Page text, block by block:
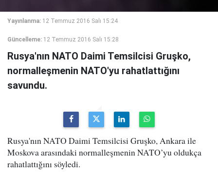
Yayınlanma: 12 Temmuz 2016 Salı 15:24
Güncelleme: 12 Temmuz 2016 Salı 15:28
Rusya'nın NATO Daimi Temsilcisi Gruşko,
normalleşmenin NATO'yu rahatlattığını
savundu.
Rusya'nın NATO Daimi Temsilcisi Gruşko, Ankara ile
Moskova arasındaki normalleşmenin NATO’yu oldukça
rahatlattığını söyledi.